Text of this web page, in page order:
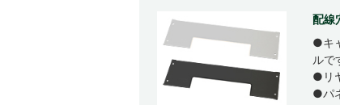
配線
●キ
ルで
●リ
●パ